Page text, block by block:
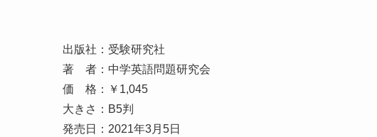
出版社：受験研究社
著 者：中学英語問題研究会
価 格：￥1,045
大きさ：B5判
発売日：2021年3月5日